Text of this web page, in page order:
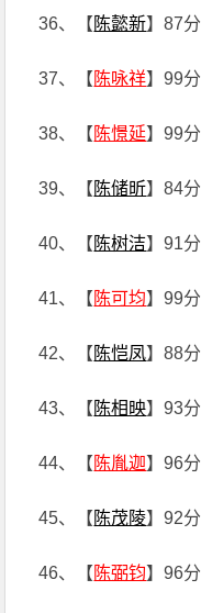
36、【 陈懿新】87分
37、【 陈咏祥】99分
38、【 陈憬延】99分
39、【 陈储昕】84分
40、【 陈树洁】91分
41、【 陈可均】99分
42、【 陈恺凤】88分
43、【 陈相映】93分
44、【 陈胤迦】96分
45、【 陈茂陵】92分
46、【 陈弼钧】96分